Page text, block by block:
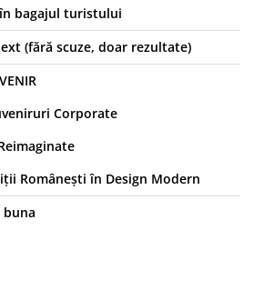
bagajul turistului
(fără scuze, doar rezultate)
Corporate
Românești în Design Modern
buna